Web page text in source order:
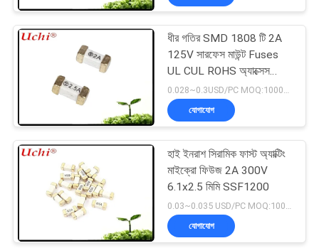
ধীর গতির SMD 1808 টি 2A
125V সারফেস মাউন্ট Fuses
UL CUL ROHS অ্যাক্সেস
CQC
0.028~0.3USD/PC MOQ:1000pcs
যোগাযোগ
হাই ইনরাশ সিরামিক ফাস্ট অ্যাক্টিং
মাইক্রো ফিউজ 2A 300V
6.1x2.5 মিমি SSF1200
0.03~0.035 USD/PC MOQ:1000pcs
যোগাযোগ